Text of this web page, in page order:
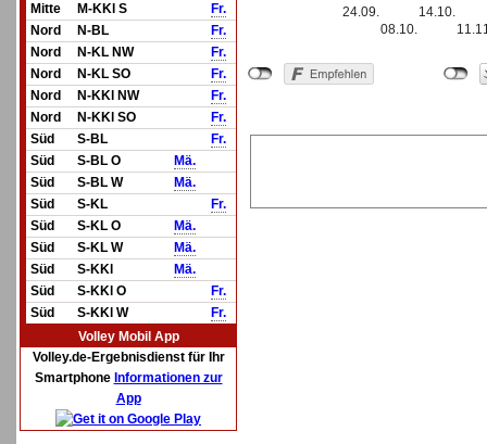
Mitte
M-KKl S
Fr.
Nord
N-BL
Fr.
Nord
N-KL NW
Fr.
Nord
N-KL SO
Fr.
Nord
N-KKl NW
Fr.
Nord
N-KKl SO
Fr.
Süd
S-BL
Fr.
Süd
S-BL O
Mä.
Süd
S-BL W
Mä.
Süd
S-KL
Fr.
Süd
S-KL O
Mä.
Süd
S-KL W
Mä.
Süd
S-KKl
Mä.
Süd
S-KKl O
Fr.
Süd
S-KKl W
Fr.
Volley Mobil App
Volley.de-Ergebnisdienst für Ihr
Smartphone Informationen zur
App
24.09.
08.10.
14.10.